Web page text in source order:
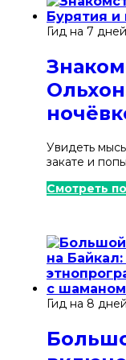
Гид на 7
Увидеть
закате и
Смотреть
Гид на 8